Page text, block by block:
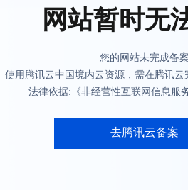
网站暂时无
您的网站未完成备案
使用腾讯云中国境内云资源，需在腾讯
法律依据:《非经营性互联网信息服
去腾讯云备案